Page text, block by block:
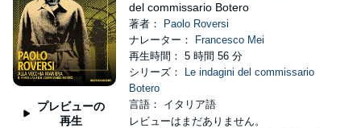
プレビューの
再生
del commissario Botero
著者：
Paolo Roversi
ナレーター：
Francesco Mei
再生時間： 5 時間 56 分
シリーズ：
Le indagini del commissario
Botero
言語： イタリア語
レビューはまだありません。